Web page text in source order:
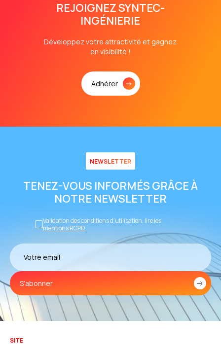
REJOIGNEZ SYNTEC-
INGÉNIERIE
Développez votre attractivité et gagnez
en visibilité !
Adhérer
NEWSLETTER
TENEZ-VOUS INFORMÉS GRÂCE À
NOTRE NEWSLETTER
Validation des conditions d’utilisation, lire les
mentions RGPD
S'abonner
SITE